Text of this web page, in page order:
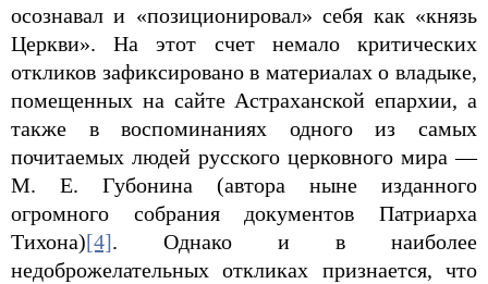
осознавал и «позиционировал» себя как «князь
Церкви». На этот счет немало критических
откликов зафиксировано в материалах о владыке,
помещенных на сайте Астраханской епархии, а
также в воспоминаниях одного из самых
почитаемых людей русского церковного мира —
М. Е. Губонина (автора ныне изданного
огромного собрания документов Патриарха
Тихона)[4]. Однако и в наиболее
недоброжелательных откликах признается, что